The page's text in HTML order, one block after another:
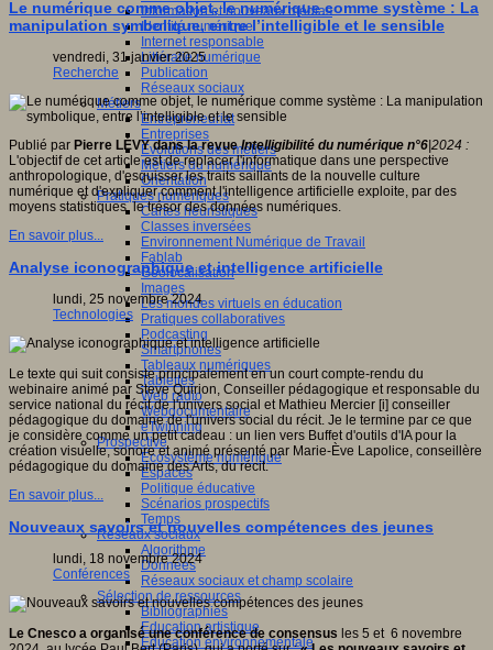
Information et nouveaux médias
Identité numérique
Internet responsable
Littératie numérique
Publication
Réseaux sociaux
Métiers
Entrepreneuriat
Entreprises
Evolutions des métiers
Métiers du numérique
Orientation
Pratiques numériques
Cartes heuristiques
Classes inversées
Environnement Numérique de Travail
Fablab
Géolocalisation
Images
Les mondes virtuels en éducation
Pratiques collaboratives
Podcasting
Smartphones
Tableaux numériques
Tablettes
Web radio
Webdocumentaire
eTwinning
Prospective
Ecosystème numérique
Espaces
Politique éducative
Scénarios prospectifs
Temps
Réseaux sociaux
Algorithme
Données
Réseaux sociaux et champ scolaire
Sélection de ressources
Bibliographies
Education artistique
Education environnementale
Le numérique comme objet, le numérique comme système : La
manipulation symbolique, entre l’intelligible et le sensible
vendredi, 31 janvier 2025
Recherche
Publié par Pierre LÉVY dans la revueIntelligibilité du numérique n°6 |2024 :
L'objectif de cet article est de replacer l'informatique dans une perspective
anthropologique, d'esquisser les traits saillants de la nouvelle culture
numérique et d'expliquer comment l'intelligence artificielle exploite, par des
moyens statistiques, le trésor des données numériques.
En savoir plus...
Analyse iconographique et intelligence artificielle
lundi, 25 novembre 2024
Technologies
Le texte qui suit consiste principalement en un court compte-rendu du
webinaire animé par Steve Quirion, Conseiller pédagogique et responsable du
service national du récit de l'univers social et Mathieu Mercier [i] conseiller
pédagogique du domaine de l'univers social du récit. Je le termine par ce que
je considère comme un petit cadeau : un lien vers Buffet d'outils d'IA pour la
création visuelle, sonore et animé présenté par Marie-Ève Lapolice, conseillère
pédagogique du domaine des Arts, du récit.
En savoir plus...
Nouveaux savoirs et nouvelles compétences des jeunes
lundi, 18 novembre 2024
Conférences
Le Cnesco a organisé une conférence de consensus les 5 et 6 novembre